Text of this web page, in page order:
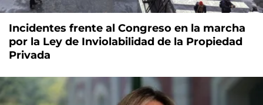
Incidentes frente al Congreso en la marcha
por la Ley de Inviolabilidad de la Propiedad
Privada